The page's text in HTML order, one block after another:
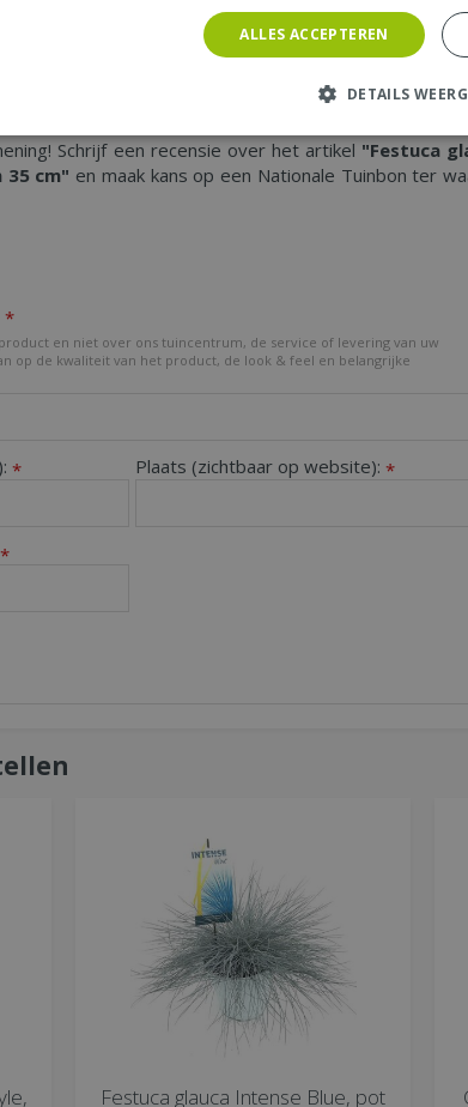
over "Festuca glauca Intense
cm"
Schrijf een recensie over het artikel "Festuca
35 cm" en maak kans op een Nationale Tuinbon ter
*
en niet over ons tuincentrum, de service of levering van uw
op de kwaliteit van het product, de look & feel en belangrijke
* Plaats (zichtbaar op website): *
*
Festuca glauca Intense Blue, pot
ALLES ACCEPTEREN
DETAILS